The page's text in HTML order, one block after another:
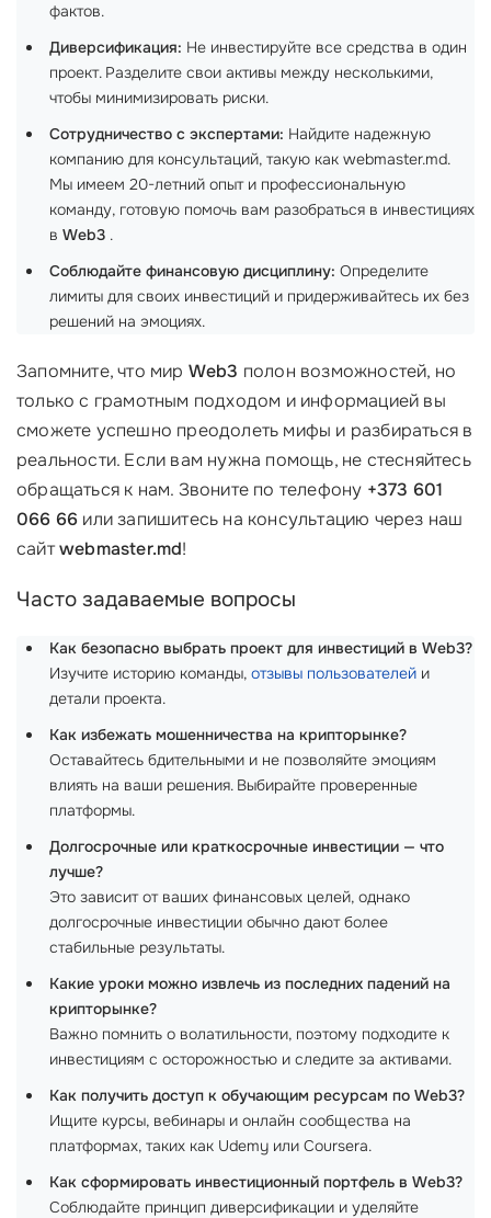
фактов.
Диверсификация: Не инвестируйте все средства в один
проект. Разделите свои активы между несколькими,
чтобы минимизировать риски.
Сотрудничество с экспертами: Найдите надежную
компанию для консультаций, такую как webmaster.md.
Мы имеем 20-летний опыт и профессиональную
команду, готовую помочь вам разобраться в инвестициях
в Web3 .
Соблюдайте финансовую дисциплину: Определите
лимиты для своих инвестиций и придерживайтесь их без
решений на эмоциях.
Запомните, что мир Web3 полон возможностей, но
только с грамотным подходом и информацией вы
сможете успешно преодолеть мифы и разбираться в
реальности. Если вам нужна помощь, не стесняйтесь
обращаться к нам. Звоните по телефону +373 601
066 66 или запишитесь на консультацию через наш
сайтwebmaster.md!
Часто задаваемые вопросы
Как безопасно выбрать проект для инвестиций в Web3?
Изучите историю команды, отзывы пользователей и
детали проекта.
Как избежать мошенничества на крипторынке?
Оставайтесь бдительными и не позволяйте эмоциям
влиять на ваши решения. Выбирайте проверенные
платформы.
Долгосрочные или краткосрочные инвестиции — что
лучше?
Это зависит от ваших финансовых целей, однако
долгосрочные инвестиции обычно дают более
стабильные результаты.
Какие уроки можно извлечь из последних падений на
крипторынке?
Важно помнить о волатильности, поэтому подходите к
инвестициям с осторожностью и следите за активами.
Как получить доступ к обучающим ресурсам по Web3?
Ищите курсы, вебинары и онлайн сообщества на
платформах, таких как Udemy или Coursera.
Как сформировать инвестиционный портфель в Web3?
Соблюдайте принцип диверсификации и уделяйте